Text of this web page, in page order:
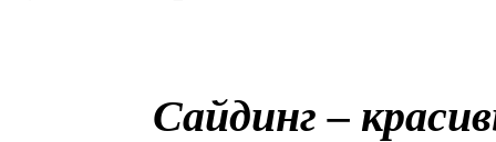
Сайдинг –